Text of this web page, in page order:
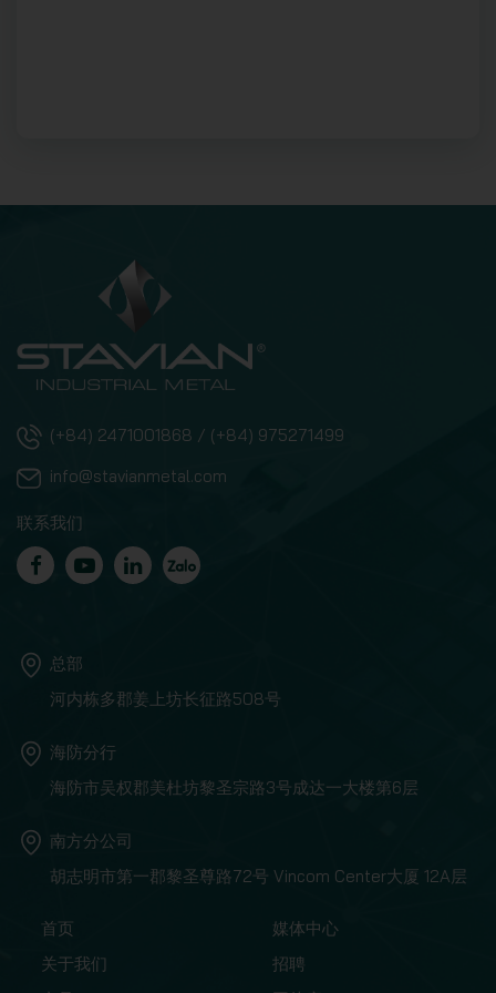
(+84) 2471001868 / (+84) 975271499
info@stavianmetal.com
联系我们
总部
河内栋多郡姜上坊长征路508号
海防分行
海防市吴权郡美杜坊黎圣宗路3号成达一大楼第6层
南方分公司
胡志明市第一郡黎圣尊路72号 Vincom Center大厦 12A层
首页
关于我们
媒体中心
招聘